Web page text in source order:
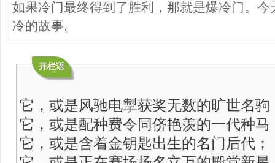
如果冷门最终得到了胜利，那就是爆冷门。
冷的故事。
开栏语
它，或是风驰电掣获奖无数的旷世名驹
它，或是配种费令同侪艳羡的一代种马
它，或是含着金钥匙出生的名门后代；